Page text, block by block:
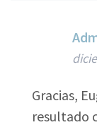
Gracias,
resultado